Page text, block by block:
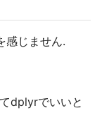
感じません.
dplyrでいいと